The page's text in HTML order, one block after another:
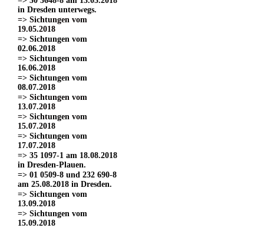
in Dresden unterwegs.
=> Sichtungen vom
19.05.2018
=> Sichtungen vom
02.06.2018
=> Sichtungen vom
16.06.2018
=> Sichtungen vom
08.07.2018
=> Sichtungen vom
13.07.2018
=> Sichtungen vom
15.07.2018
=> Sichtungen vom
17.07.2018
=> 35 1097-1 am 18.08.2018
in Dresden-Plauen.
=> 01 0509-8 und 232 690-8
am 25.08.2018 in Dresden.
=> Sichtungen vom
13.09.2018
=> Sichtungen vom
15.09.2018